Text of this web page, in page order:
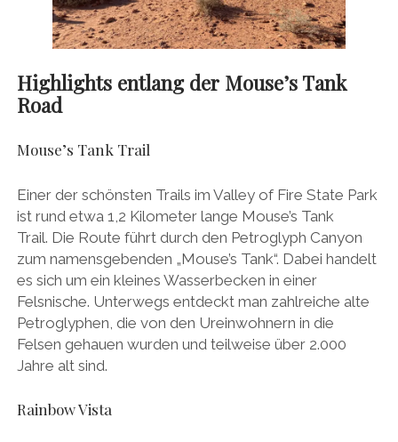
Highlights entlang der Mouse’s Tank
Road
Mouse’s Tank Trail
Einer der schönsten Trails im Valley of Fire State Park
ist rund etwa 1,2 Kilometer lange Mouse’s Tank
Trail. Die Route führt durch den Petroglyph Canyon
zum namensgebenden „Mouse’s Tank“. Dabei handelt
es sich um ein kleines Wasserbecken in einer
Felsnische. Unterwegs entdeckt man zahlreiche alte
Petroglyphen, die von den Ureinwohnern in die
Felsen gehauen wurden und teilweise über 2.000
Jahre alt sind.
Rainbow Vista